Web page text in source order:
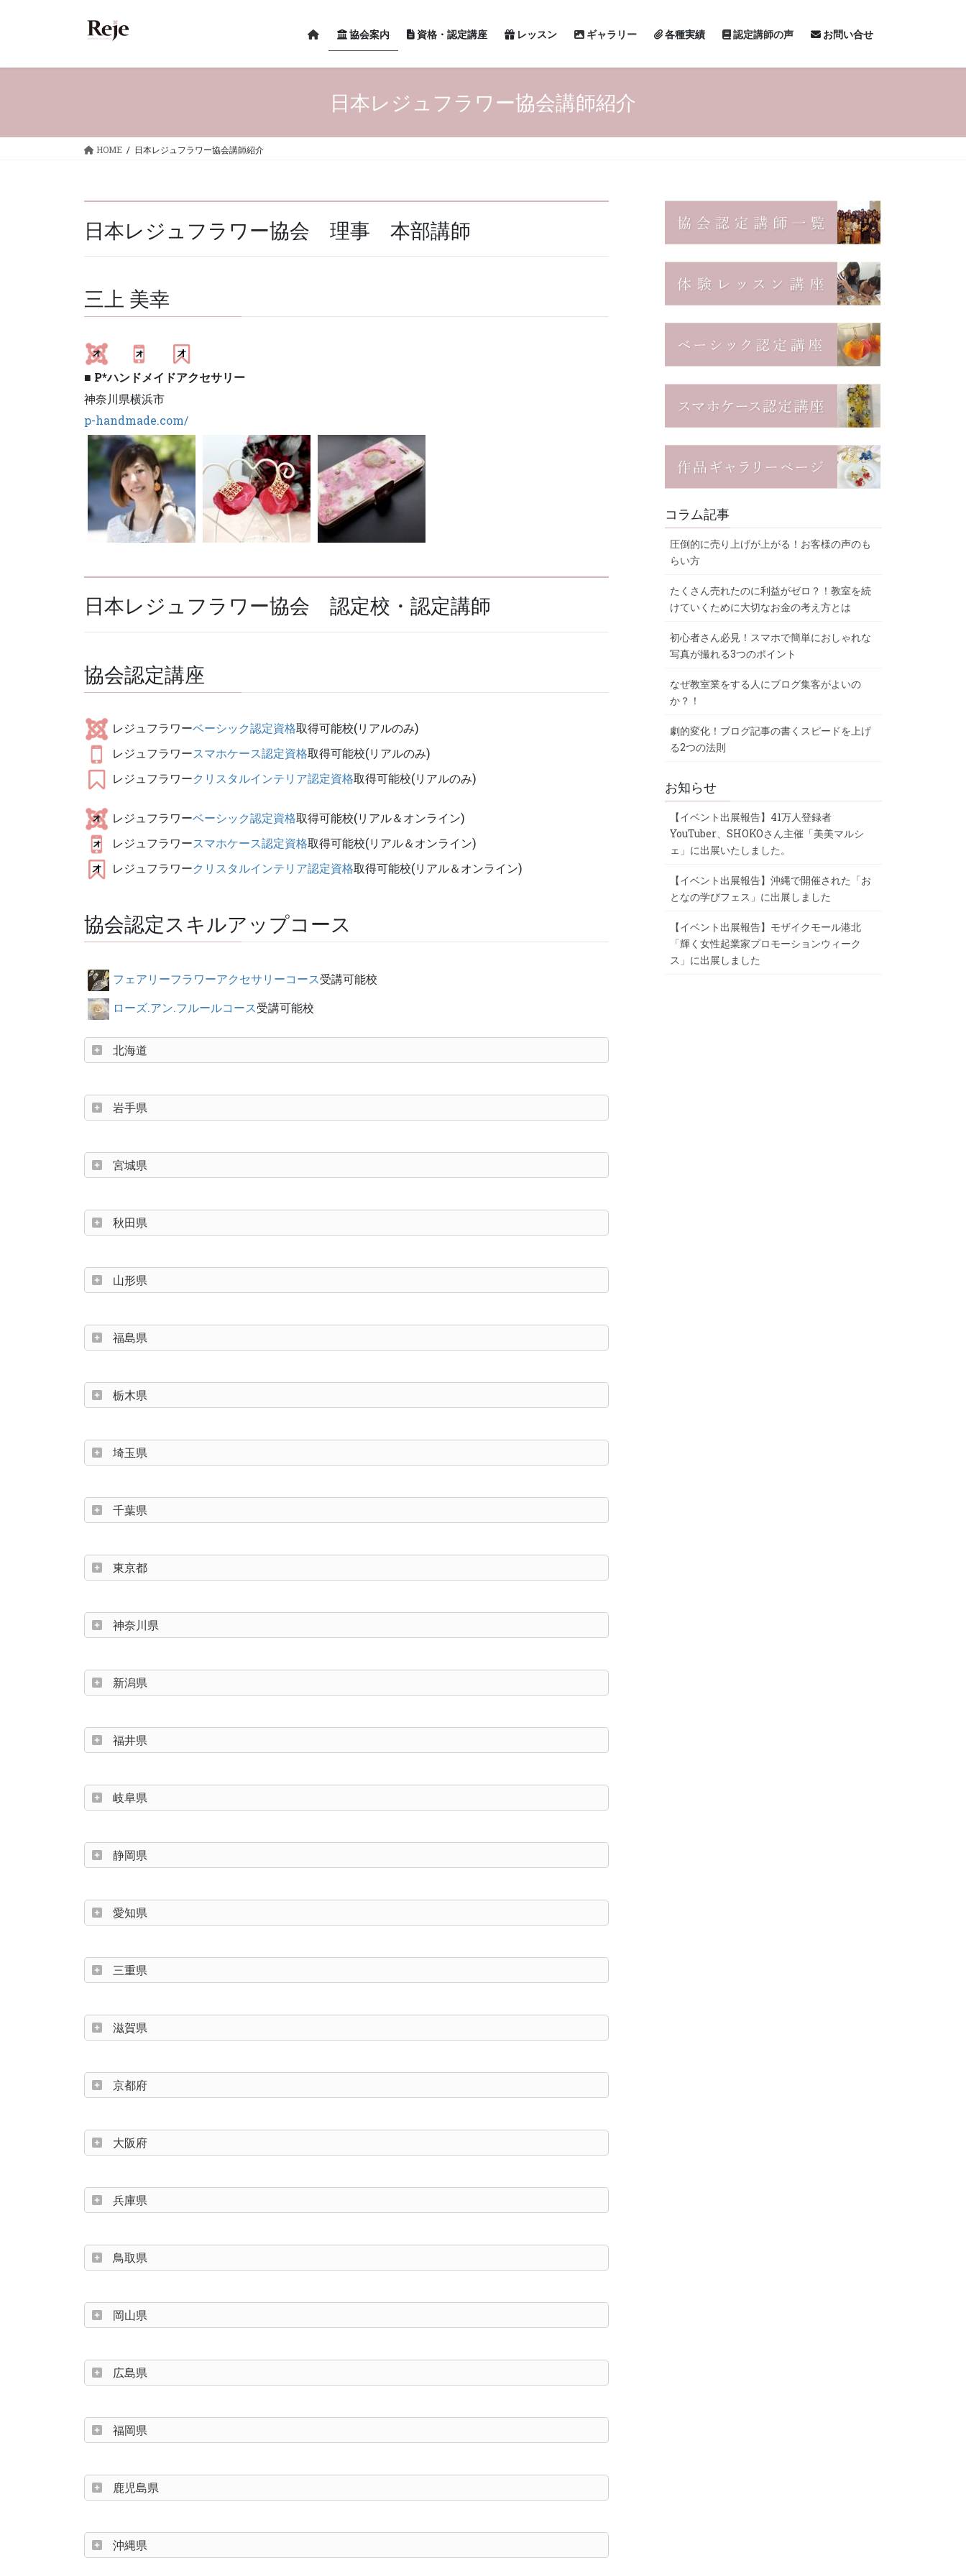
協会案内 資格・認定講座 レッスン ギャラリー 各種実績 認定講師の声 お問い合せ
日本レジュフラワー協会講師紹介
HOME 日本レジュフラワー協会講師紹介
日本レジュフラワー協会 理事 本部講師
三上 美幸
■ P*ハンドメイドアクセサリー
神奈川県横浜市
p-handmade.com/
日本レジュフラワー協会 認定校・認定講師
協会認定講座
レジュフラワーベーシック認定資格取得可能校(リアルのみ)
レジュフラワースマホケース認定資格取得可能校(リアルのみ)
レジュフラワークリスタルインテリア認定資格取得可能校(リアルのみ)
レジュフラワーベーシック認定資格取得可能校(リアル＆オンライン)
レジュフラワースマホケース認定資格取得可能校(リアル＆オンライン)
レジュフラワークリスタルインテリア認定資格取得可能校(リアル＆オンライン)
協会認定スキルアップコース
フェアリーフラワーアクセサリーコース受講可能校
ローズ.アン.フルールコース受講可能校
北海道
岩手県
宮城県
秋田県
山形県
福島県
栃木県
埼玉県
千葉県
東京都
神奈川県
新潟県
福井県
岐阜県
静岡県
愛知県
三重県
滋賀県
京都府
大阪府
兵庫県
鳥取県
岡山県
広島県
福岡県
鹿児島県
沖縄県
コラム記事
圧倒的に売り上げが上がる！お客様の声のも
らい方
たくさん売れたのに利益がゼロ？！教室を続
けていくために大切なお金の考え方とは
初心者さん必見！スマホで簡単におしゃれな
写真が撮れる3つのポイント
なぜ教室業をする人にブログ集客がよいの
か？！
劇的変化！ブログ記事の書くスピードを上げ
る2つの法則
お知らせ
【イベント出展報告】41万人登録者
YouTuber、SHOKOさん主催「美美マルシ
ェ」に出展いたしました。
【イベント出展報告】沖縄で開催された「お
となの学びフェス」に出展しました
【イベント出展報告】モザイクモール港北
「輝く女性起業家プロモーションウィーク
ス」に出展しました